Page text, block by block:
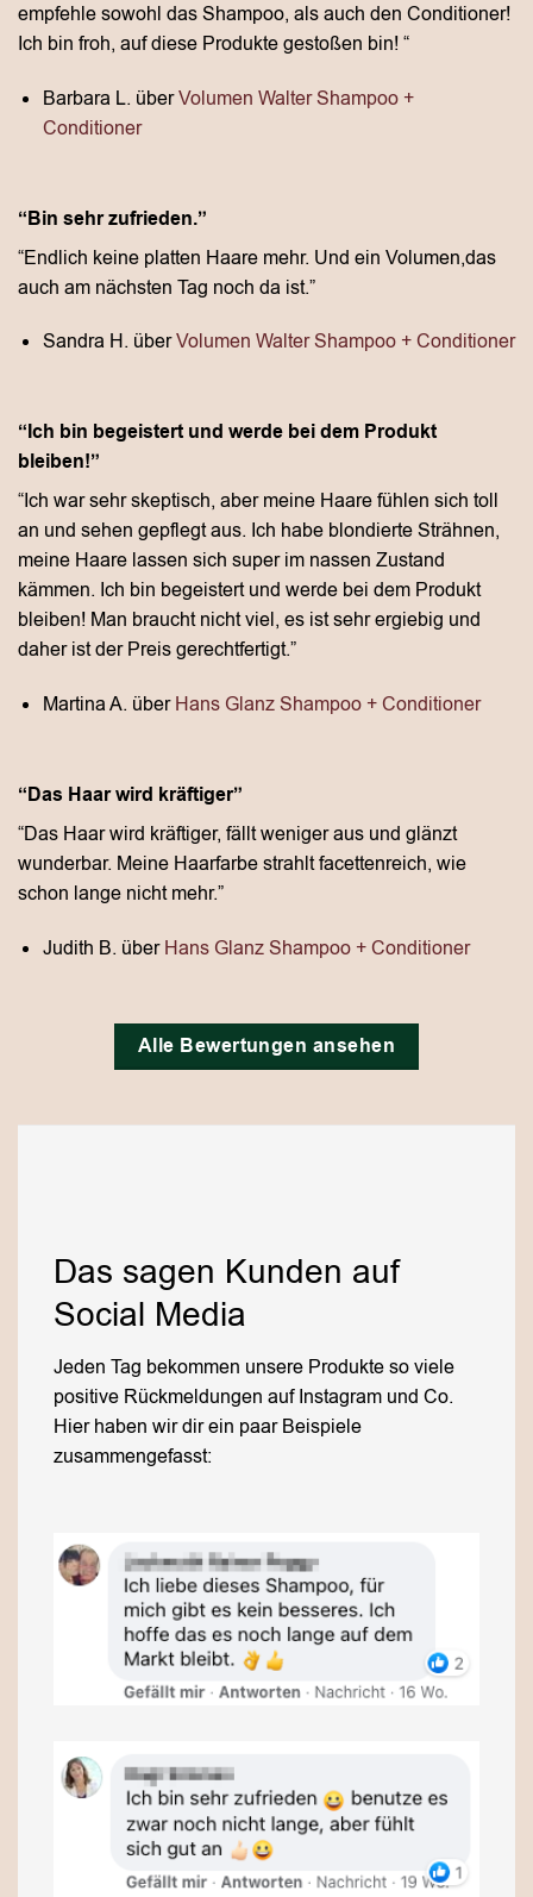
empfehle sowohl das Shampoo, als auch den Conditioner!
Ich bin froh, auf diese Produkte gestoßen bin! “
Barbara L. überVolumen Walter Shampoo +
Conditioner
“Bin sehr zufrieden.”
“Endlich keine platten Haare mehr. Und ein Volumen,das
auch am nächsten Tag noch da ist.”
Sandra H. überVolumen Walter Shampoo + Conditioner
“Ich bin begeistert und werde bei dem Produkt
bleiben!”
“Ich war sehr skeptisch, aber meine Haare fühlen sich toll
an und sehen gepflegt aus. Ich habe blondierte Strähnen,
meine Haare lassen sich super im nassen Zustand
kämmen. Ich bin begeistert und werde bei dem Produkt
bleiben! Man braucht nicht viel, es ist sehr ergiebig und
daher ist der Preis gerechtfertigt.”
Martina A. überHans Glanz Shampoo + Conditioner
“Das Haar wird kräftiger”
“Das Haar wird kräftiger, fällt weniger aus und glänzt
wunderbar. Meine Haarfarbe strahlt facettenreich, wie
schon lange nicht mehr.”
Judith B. überHans Glanz Shampoo + Conditioner
Alle Bewertungen ansehen
Das sagen Kunden auf
Social Media
Jeden Tag bekommen unsere Produkte so viele
positive Rückmeldungen auf Instagram und Co.
Hier haben wir dir ein paar Beispiele
zusammengefasst: